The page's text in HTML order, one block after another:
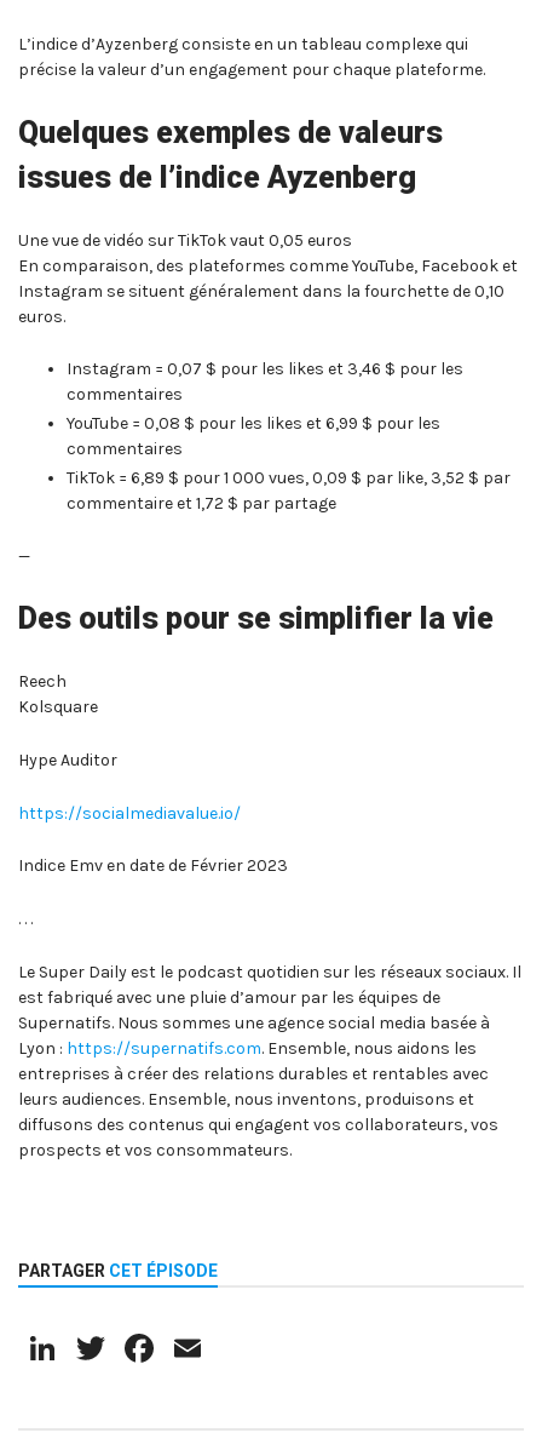
L’indice d’Ayzenberg consiste en un tableau complexe qui
précise la valeur d’un engagement pour chaque plateforme.
Quelques exemples de valeurs
issues de l’indice Ayzenberg
Une vue de vidéo sur TikTok vaut 0,05 euros
En comparaison, des plateformes comme YouTube, Facebook et
Instagram se situent généralement dans la fourchette de 0,10
euros.
Instagram = 0,07 $ pour les likes et 3,46 $ pour les
commentaires
YouTube = 0,08 $ pour les likes et 6,99 $ pour les
commentaires
TikTok = 6,89 $ pour 1 000 vues, 0,09 $ par like, 3,52 $ par
commentaire et 1,72 $ par partage
—
Des outils pour se simplifier la vie
Reech
Kolsquare
Hype Auditor
https://socialmediavalue.io/
Indice Emv en date de Février 2023
. . .
Le Super Daily est le podcast quotidien sur les réseaux sociaux. Il
est fabriqué avec une pluie d’amour par les équipes de
Supernatifs. Nous sommes une agence social media basée à
Lyon : https://supernatifs.com. Ensemble, nous aidons les
entreprises à créer des relations durables et rentables avec
leurs audiences. Ensemble, nous inventons, produisons et
diffusons des contenus qui engagent vos collaborateurs, vos
prospects et vos consommateurs.
PARTAGER CET ÉPISODE
LinkedIn
TwitterFacebook